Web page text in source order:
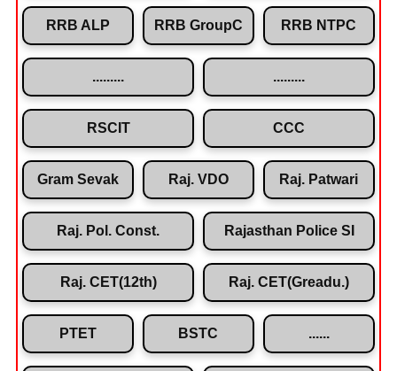
RRB ALP RRB GroupC RRB NTPC
RSCIT CCC
Gram Sevak Raj. VDO Raj. Patwari
Raj. Pol. Const. Rajasthan Police SI
Raj. CET(12th) Raj. CET(Greadu.)
PTET BSTC